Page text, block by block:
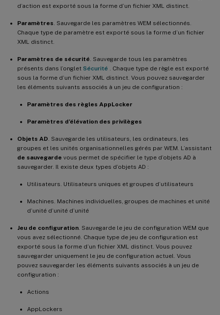
d’action est exporté sous la forme d’un fichier XML distinct.
Paramètres . Sauvegarde les paramètres WEM sélectionnés.
Chaque type de paramètre est exporté sous la forme d’un fichier
XML distinct.
Paramètres de sécurité . Sauvegarde tous les paramètres
présents dans l’onglet Sécurité . Chaque type de règle est exporté
sous la forme d’un fichier XML distinct. Vous pouvez sauvegarder
les éléments suivants associés à un jeu de configuration :
Paramètres des règles AppLocker
Paramètres d’élévation des privilèges
Objets AD . Sauvegarde les utilisateurs, les ordinateurs, les
groupes et les unités organisationnelles gérés par WEM. L’assistant
de sauvegarde vous permet de spécifier le type d’objets AD à
sauvegarder. Il existe deux types d’objets AD :
Utilisateurs. Utilisateurs uniques et groupes d’utilisateurs
Machines. Machines individuelles, groupes de machines et unité
d’unité d’unité d’unité
Jeu de configuration . Sauvegarde le jeu de configuration WEM que
vous avez sélectionné. Chaque type de jeu de configuration est
exporté sous la forme d’un fichier XML distinct. Vous pouvez
sauvegarder uniquement le jeu de configuration actuel. Vous
pouvez sauvegarder les éléments suivants associés à un jeu de
configuration :
Actions
AppLockers